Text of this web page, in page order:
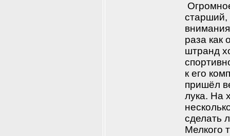
старший,
раза как
штранд
к его
пришёл
лука. На
сделать
Мелкого